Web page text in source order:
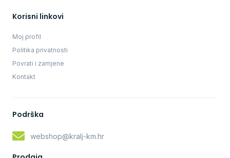
Korisni linkovi
Moj profil
Politika privatnosti
Povrati i zamjene
Kontakt
Podrška
webshop@kralj-km.hr